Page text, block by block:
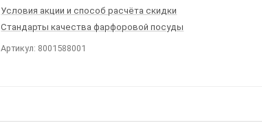
Условия акции и способ расчёта скидки
Стандарты качества фарфоровой посуды
Артикул: 8001588001